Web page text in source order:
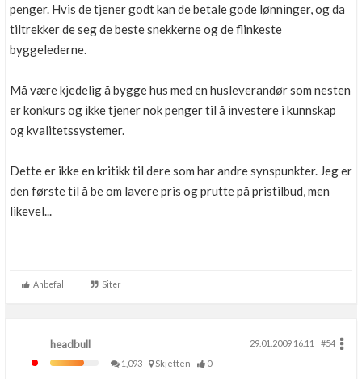
penger. Hvis de tjener godt kan de betale gode lønninger, og da
tiltrekker de seg de beste snekkerne og de flinkeste
byggelederne.
Må være kjedelig å bygge hus med en husleverandør som nesten
er konkurs og ikke tjener nok penger til å investere i kunnskap
og kvalitetssystemer.
Dette er ikke en kritikk til dere som har andre synspunkter. Jeg er
den første til å be om lavere pris og prutte på pristilbud, men
likevel...
Anbefal Siter
headbull 29.01.2009 16.11
#54
1,093
Skjetten 0